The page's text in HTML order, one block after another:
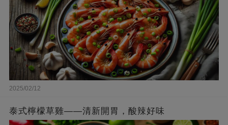
2025/02/12
泰式檸檬草雞——清新開胃，酸辣好味